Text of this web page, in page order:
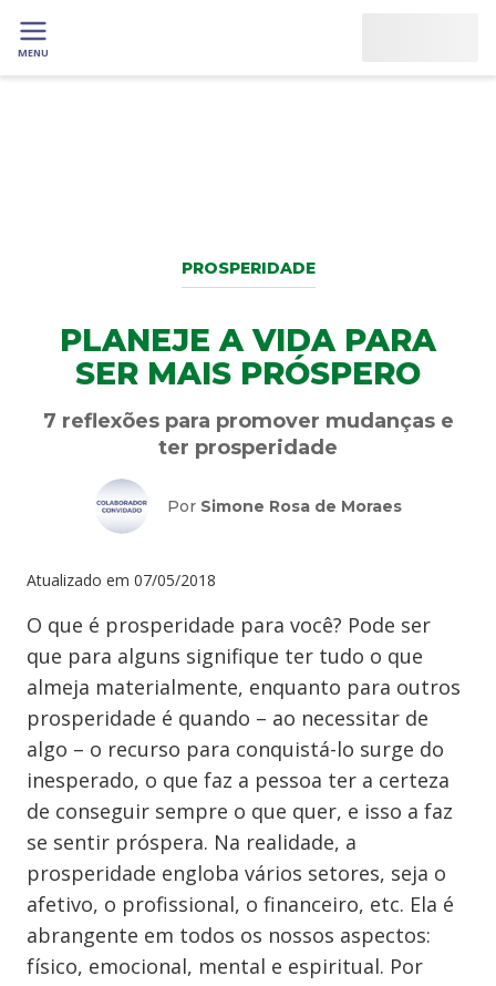
MENU
PROSPERIDADE
PLANEJE A VIDA PARA
SER MAIS PRÓSPERO
7 reflexões para promover mudanças e
ter prosperidade
Por Simone Rosa de Moraes
Atualizado em 07/05/2018
O que é prosperidade para você? Pode ser
que para alguns signifique ter tudo o que
almeja materialmente, enquanto para outros
prosperidade é quando – ao necessitar de
algo – o recurso para conquistá-lo surge do
inesperado, o que faz a pessoa ter a certeza
de conseguir sempre o que quer, e isso a faz
se sentir próspera. Na realidade, a
prosperidade engloba vários setores, seja o
afetivo, o profissional, o financeiro, etc. Ela é
abrangente em todos os nossos aspectos:
físico, emocional, mental e espiritual. Por